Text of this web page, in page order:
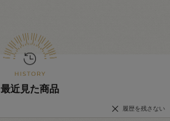
最近見た商品
履歴を残さない